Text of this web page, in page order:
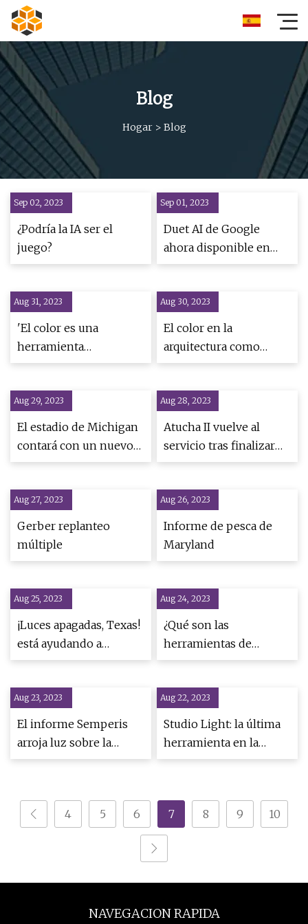
Blog
Hogar> Blog
Sep 02, 2023
¿Podría la IA ser el
juego?
Sep 01, 2023
Duet AI de Google
ahora disponible en
Docs, Gmail y otras
Workspace
Aug 31, 2023
'El color es una
herramienta
equivalente a la
composición y el
movimiento', dice el
director de fotografía
Aug 30, 2023
El color en la
arquitectura como
poderosa herramienta
Aug 29, 2023
El estadio de Michigan
contará con un nuevo
sistema de iluminación
Aug 28, 2023
Atucha II vuelve al
servicio tras finalizar
las reparaciones :
Aug 27, 2023
Gerber replanteo
múltiple
Aug 26, 2023
Informe de pesca de
Maryland
Aug 25, 2023
¡Luces apagadas, Texas!
está ayudando a
mantener las estrellas
por la noche
Aug 24, 2023
¿Qué son las
herramientas de
aseguramiento de la
importantes?
Aug 23, 2023
El informe Semperis
arroja luz sobre la
seguridad de Active
Aug 22, 2023
Studio Light: la última
herramienta en la
creciente caja de
Luminar Neo
4
5 6 7 8 9 10
NAVEGACION RAPIDA